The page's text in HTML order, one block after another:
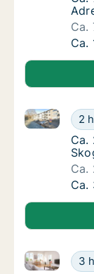
Ca.
Ca.
Ca.
Ca.
2
Ca. 20 m2
Ca.
Ca.
Ca.
Ca.
Ca.
Ca.
3
Ca. 50 m2